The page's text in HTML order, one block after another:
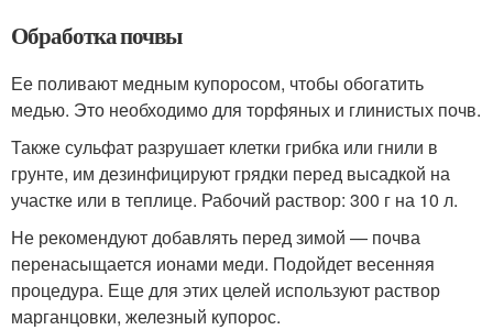
Обработка почвы
Ее поливают медным купоросом, чтобы обогатить
медью. Это необходимо для торфяных и глинистых почв.
Также сульфат разрушает клетки грибка или гнили в
грунте, им дезинфицируют грядки перед высадкой на
участке или в теплице. Рабочий раствор: 300 г на 10 л.
Не рекомендуют добавлять перед зимой — почва
перенасыщается ионами меди. Подойдет весенняя
процедура. Еще для этих целей используют раствор
марганцовки, железный купорос.